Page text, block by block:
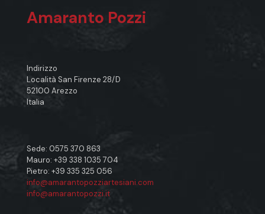
Amaranto Pozzi
Indirizzo
Località San Firenze 28/D
52100 Arezzo
Italia
Sede: 0575 370 863
Mauro: +39 338 1035 704
Pietro: +39 335 325 056
info@amarantopozziartesiani.com
info@amarantopozzi.it